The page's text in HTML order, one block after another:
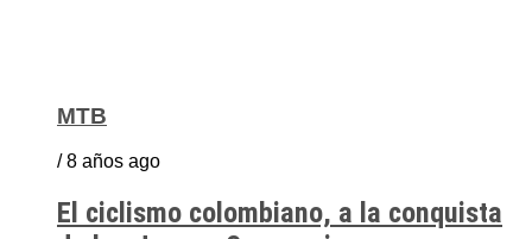
MTB
/ 8 años ago
El ciclismo colombiano, a la conquista